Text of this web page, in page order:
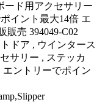
ード用アクセサリー
イント最大14倍 エ
販売 394049-C02
トドア , ウインタース
サリー , ステッカ
エントリーでポイン